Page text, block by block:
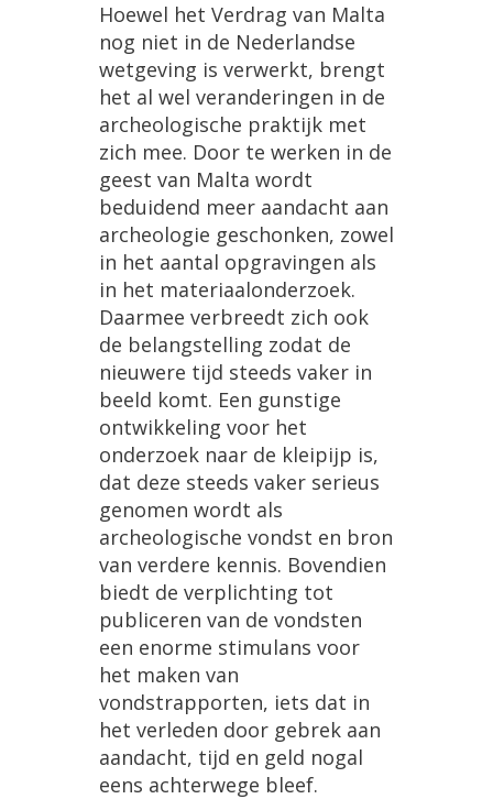
Hoewel het Verdrag van Malta
nog niet in de Nederlandse
wetgeving is verwerkt, brengt
het al wel veranderingen in de
archeologische praktijk met
zich mee. Door te werken in de
geest van Malta wordt
beduidend meer aandacht aan
archeologie geschonken, zowel
in het aantal opgravingen als
in het materiaalonderzoek.
Daarmee verbreedt zich ook
de belangstelling zodat de
nieuwere tijd steeds vaker in
beeld komt. Een gunstige
ontwikkeling voor het
onderzoek naar de kleipijp is,
dat deze steeds vaker serieus
genomen wordt als
archeologische vondst en bron
van verdere kennis. Bovendien
biedt de verplichting tot
publiceren van de vondsten
een enorme stimulans voor
het maken van
vondstrapporten, iets dat in
het verleden door gebrek aan
aandacht, tijd en geld nogal
eens achterwege bleef.